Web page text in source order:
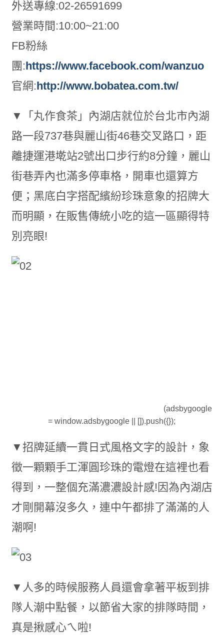
外送專線:02-26591699
營業時間:10:00~21:00
FB粉絲
團:https://www.facebook.com/wanzuo
官網:http://www.bobatea.com.tw/
▼「丸作食茶」內湖店就位於台北市內湖
路一段737巷與麗山街46巷交叉路口，距
離捷運港墘站2號出口步行約8分鐘，麗山
街巷弄內也滿多停車格，開車也還算方
便；黑底白字搭配繽紛珍珠意象的招牌大
而明顯，在販售傳統小吃的這一區顯得特
別亮眼!
(adsbygoogle
= window.adsbygoogle || []).push({});
▼招牌延續一貫日式風格文字的設計，象
徵一顆顆手工渾圓珍珠的電燈在這裡也看
得到，一整個充滿濃濃設計感!因為內湖店
才剛開幕沒多久，連中午都排了滿滿的人
潮啊!
▼人多的時候服務人員還會拿著平板到排
隊人潮中點餐，以節省大家的排隊時間，
真是揪感心ㄟ啦!